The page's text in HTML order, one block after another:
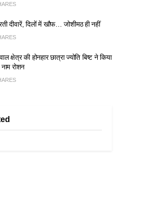
दीवारें, दिलों में खौफ… जोशीमठ ही नहीं
क्षेत्र की होनहार छात्रा ज्योति बिष्ट ने किया
रोशन